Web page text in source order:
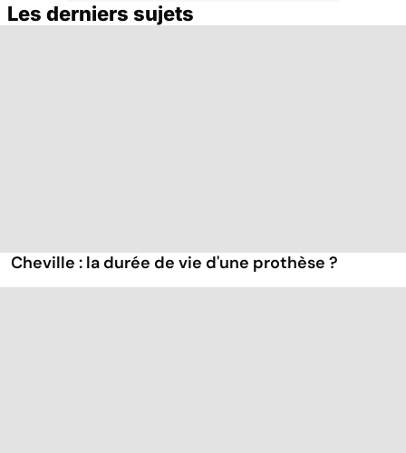
Les derniers sujets
Cheville : la durée de vie d'une prothèse ?